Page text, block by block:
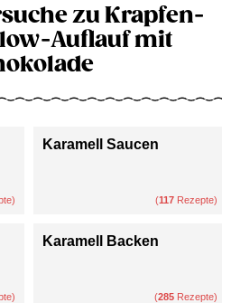
zu Krapfen-
Auflauf mit
Karamell Saucen
(117 Rezepte)
Karamell Backen
(285 Rezepte)